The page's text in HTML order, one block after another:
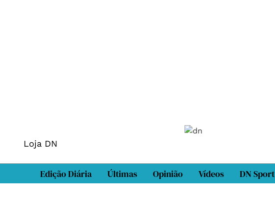
Loja DN
Edição Diária Últimas Opinião Vídeos DN Sport